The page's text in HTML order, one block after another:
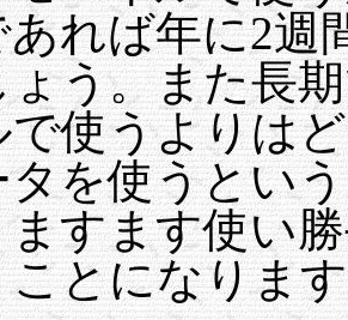
あれば年に2週
ょう。また長
で使うよりは
タを使うとい
ますます使い
ことになりま